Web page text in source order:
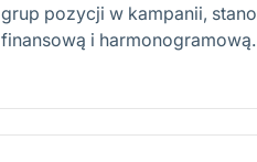
grup pozycji w kampanii,
finansową i harmonogramową.